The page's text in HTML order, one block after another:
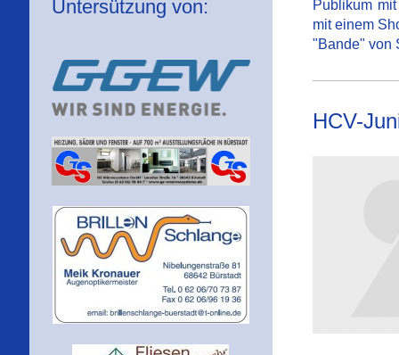
Publikum
mit einem
"Bande" von
HCV-
Untersützung von: